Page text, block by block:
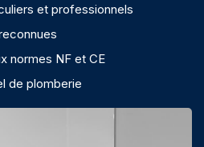
et professionnels
normes NF et CE
de plomberie